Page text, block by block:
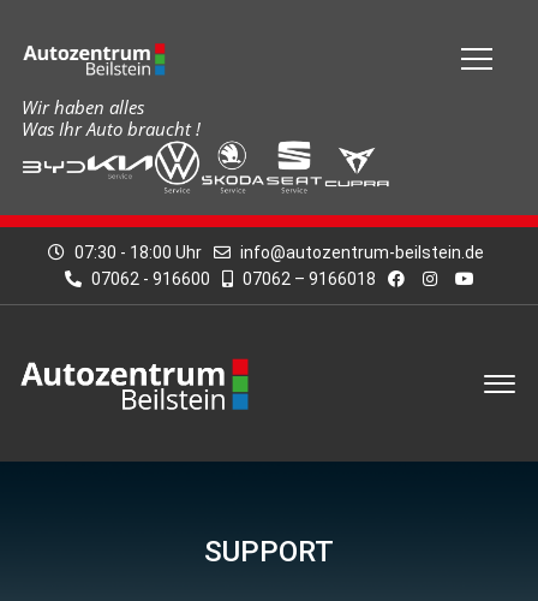
Wir haben alles
Was Ihr Auto braucht !
07:30 - 18:00 Uhr
info@autozentrum-beilstein.de
07062 - 916600
07062 – 9166018
SUPPORT